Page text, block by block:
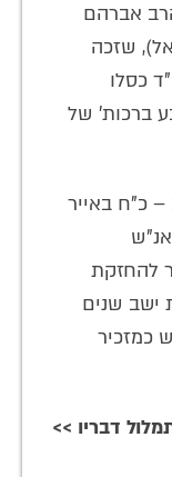
אברהם
שזכה
כסלו
ברכות' של
כ"ח באייר
להחזקת
ישב שנים
כמזכיר
דבריו >>